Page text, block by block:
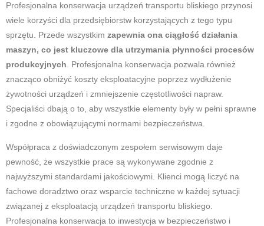
Profesjonalna konserwacja urządzeń transportu bliskiego przynosi
wiele korzyści dla przedsiębiorstw korzystających z tego typu
sprzętu. Przede wszystkim zapewnia ona ciągłość działania
maszyn, co jest kluczowe dla utrzymania płynności procesów
produkcyjnych. Profesjonalna konserwacja pozwala również
znacząco obniżyć koszty eksploatacyjne poprzez wydłużenie
żywotności urządzeń i zmniejszenie częstotliwości napraw.
Specjaliści dbają o to, aby wszystkie elementy były w pełni sprawne
i zgodne z obowiązującymi normami bezpieczeństwa.
Współpraca z doświadczonym zespołem serwisowym daje
pewność, że wszystkie prace są wykonywane zgodnie z
najwyższymi standardami jakościowymi. Klienci mogą liczyć na
fachowe doradztwo oraz wsparcie techniczne w każdej sytuacji
związanej z eksploatacją urządzeń transportu bliskiego.
Profesjonalna konserwacja to inwestycja w bezpieczeństwo i